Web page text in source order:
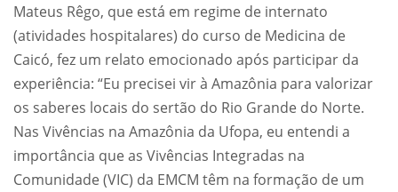
Mateus Rêgo, que está em regime de internato
(atividades hospitalares) do curso de Medicina de
Caicó, fez um relato emocionado após participar da
experiência: “Eu precisei vir à Amazônia para valorizar
os saberes locais do sertão do Rio Grande do Norte.
Nas Vivências na Amazônia da Ufopa, eu entendi a
importância que as Vivências Integradas na
Comunidade (VIC) da EMCM têm na formação de um